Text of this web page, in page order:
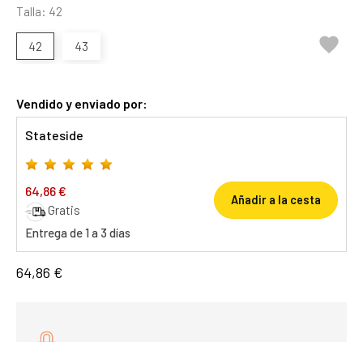
Talla: 42
42 43 
Vendido y enviado por:
Stateside
64,86 €
Gratis
Entrega de 1 a 3 días
Añadir a la cesta
64,86 €